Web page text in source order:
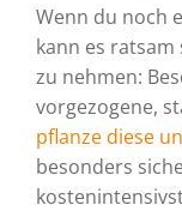
Wenn du noch
kann es
zu nehmen:
vorgezogene,
pflanze diese
besonders